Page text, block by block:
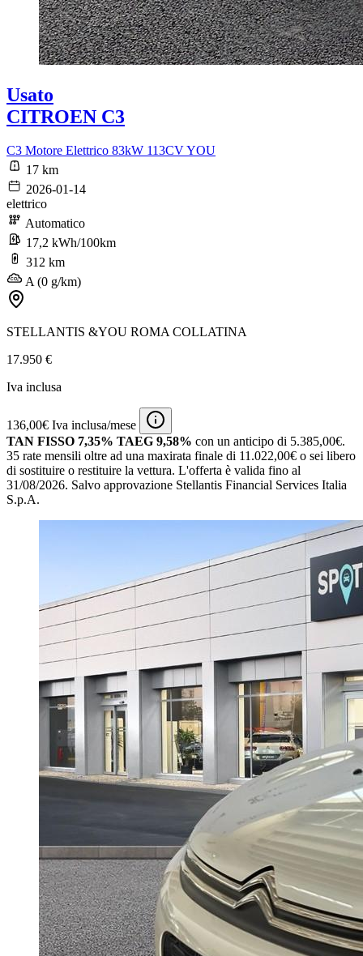
Usato
CITROEN C3
C3 Motore Elettrico 83kW 113CV YOU
17 km
2026-01-14
elettrico
Automatico
17,2 kWh/100km
312 km
A (0 g/km)
STELLANTIS &YOU ROMA COLLATINA
17.950 €
Iva inclusa
136,00€ Iva inclusa/mese
TAN FISSO 7,35% TAEG 9,58% con un anticipo di 5.385,00€.
35 rate mensili oltre ad una maxirata finale di 11.022,00€ o sei libero
di sostituire o restituire la vettura. L'offerta è valida fino al
31/08/2026. Salvo approvazione Stellantis Financial Services Italia
S.p.A.